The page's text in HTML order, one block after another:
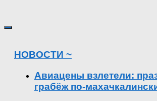
НОВОСТИ ~
Авиацены взлетели:
грабёж по-